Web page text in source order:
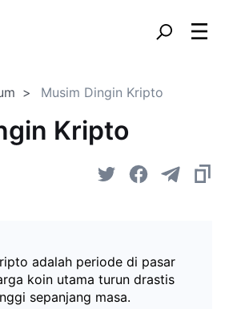
Musim Dingin Kripto
Kripto
adalah periode di pasar
koin utama turun drastis
sepanjang masa.